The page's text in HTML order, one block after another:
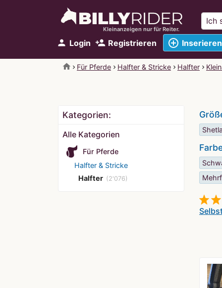
Kleinanzeigen nur für Reiter.
person Login person_add Registrieren add_circle_outline Inserieren
home Für Pferde Halfter & Stricke Halfter
Kategorien:
Alle Kategorien
Für Pferde
Halfter & Stricke
Halfter (2'076)